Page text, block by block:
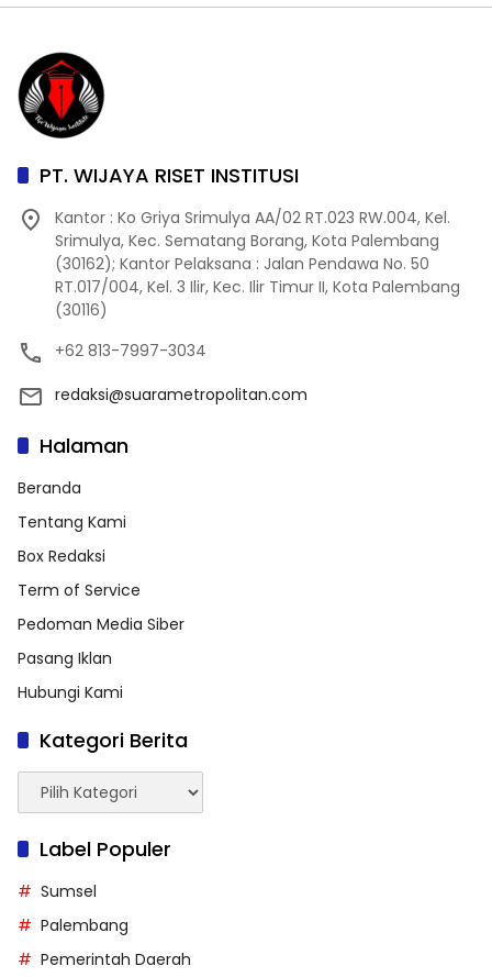
PT. WIJAYA RISET INSTITUSI
Kantor : Ko Griya Srimulya AA/02 RT.023 RW.004, Kel.
Srimulya, Kec. Sematang Borang, Kota Palembang
(30162); Kantor Pelaksana : Jalan Pendawa No. 50
RT.017/004, Kel. 3 Ilir, Kec. Ilir Timur II, Kota Palembang
(30116)
+62 813-7997-3034
redaksi@suarametropolitan.com
Halaman
Beranda
Tentang Kami
Box Redaksi
Term of Service
Pedoman Media Siber
Pasang Iklan
Hubungi Kami
Kategori Berita
Kategori
Berita
Label Populer
Sumsel
Palembang
Pemerintah Daerah